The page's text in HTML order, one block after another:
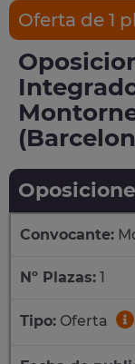
Oferta de 1
Convocante:
Nº Plazas: 1
Tipo: Oferta